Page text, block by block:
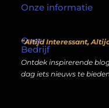
Over
Bedrijf
“Altijd Interessant,
Ontdek inspirerende
dag iets nieuws te
Onze informatie